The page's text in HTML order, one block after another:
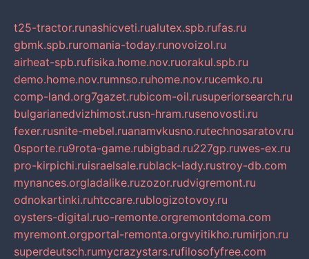
t25-tractor.runashicveti.rualutex.spb.rufas.ru
gbmk.spb.ruromania-today.runovoizol.ru
airheat-spb.rufisika.home.nov.ruorakul.spb.ru
demo.home.nov.rumnso.ruhome.nov.rucemko.ru
comp-land.org7gazet.rubicom-oil.rusuperiorsearch.ru
bulgarianedvizhimost.rusn-hram.rusenovosti.ru
fexer.rusnite-mebel.ruanamvkusno.rutechnosaratov.ru
0sporte.ru9rota-game.rubigbad.ru227gp.ruwes-ex.ru
pro-kirpichi.ruisraelsale.rublack-lady.rustroy-db.com
mynances.orgladalike.ruzozor.rudvigremont.ru
odnokartinki.ruhtccare.rublogizotovoy.ru
oysters-digital.ruo-remonte.orgremontdoma.com
myremont.orgportal-remonta.orgvyitikho.rumirjon.ru
superdeutsch.rumycrazystars.rufilosofyfree.com